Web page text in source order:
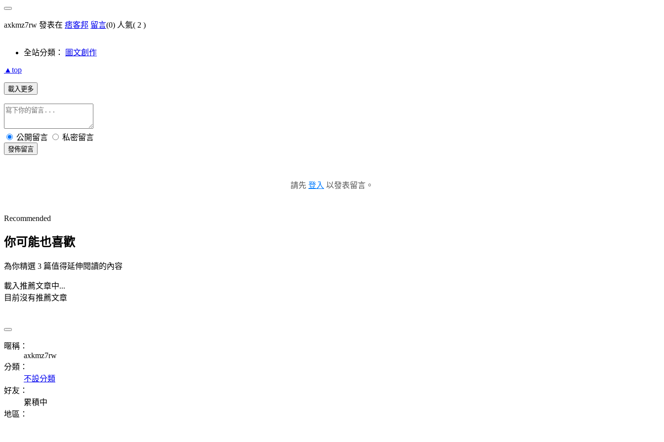
axkmz7rw 發表在 痞客邦 留言(0) 人氣( 2 )
全站分類： 圖文創作
▲top
載入更多
公開留言 私密留言
發佈留言
請先 登入 以發表留言。
Recommended
你可能也喜歡
為你精選 3 篇值得延伸閱讀的內容
載入推薦文章中...
目前沒有推薦文章
暱稱：
axkmz7rw
分類：
不設分類
好友：
累積中
地區：